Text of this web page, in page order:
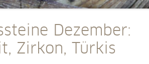
Dezember:
Zirkon, Türkis